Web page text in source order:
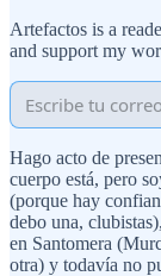
Artefactos is a
and support my
Hago acto de
cuerpo está, pero
(porque hay
debo una,
en Santomera
otra) y todavía no